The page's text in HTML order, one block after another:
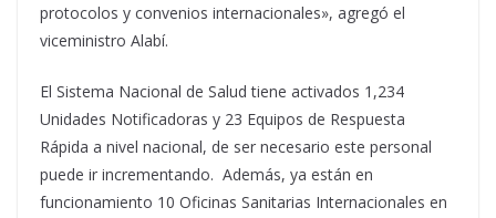
protocolos y convenios internacionales», agregó el
viceministro Alabí.
El Sistema Nacional de Salud tiene activados 1,234
Unidades Notificadoras y 23 Equipos de Respuesta
Rápida a nivel nacional, de ser necesario este personal
puede ir incrementando. Además, ya están en
funcionamiento 10 Oficinas Sanitarias Internacionales en